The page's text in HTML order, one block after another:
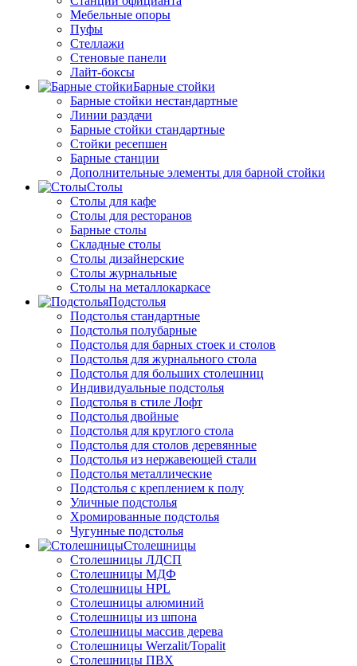
Мебельные опоры
Пуфы
Стеллажи
Стеновые панели
Лайт-боксы
Барные стойки
Барные стойки нестандартные
Линии раздачи
Барные стойки стандартные
Стойки ресепшен
Барные станции
Дополнительные элементы для барной стойки
Столы
Столы для кафе
Столы для ресторанов
Барные столы
Складные столы
Столы дизайнерские
Столы журнальные
Столы на металлокаркасе
Подстолья
Подстолья стандартные
Подстолья полубарные
Подстолья для барных стоек и столов
Подстолья для журнального стола
Подстолья для больших столешниц
Индивидуальные подстолья
Подстолья в стиле Лофт
Подстолья двойные
Подстолья для круглого стола
Подстолья для столов деревянные
Подстолья из нержавеющей стали
Подстолья металлические
Подстолья с креплением к полу
Уличные подстолья
Хромированные подстолья
Чугунные подстолья
Столешницы
Столешницы ЛДСП
Столешницы МДФ
Столешницы HPL
Столешницы алюминий
Столешницы из шпона
Столешницы массив дерева
Столешницы Werzalit/Topalit
Столешницы ПВХ